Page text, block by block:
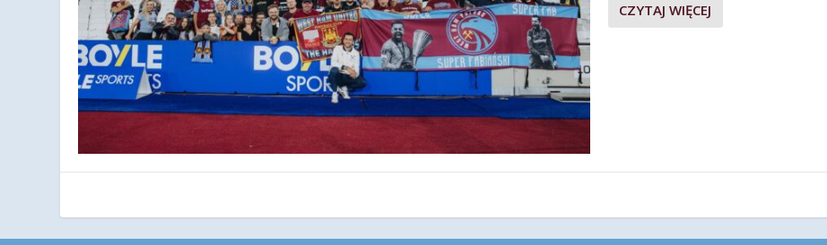
CZYTAJ WIĘCEJ